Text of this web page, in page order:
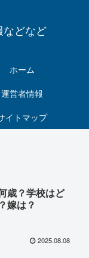
などなど
ホーム
運営者情報
イトマップ
歳？学校はど
嫁は？
2025.08.08